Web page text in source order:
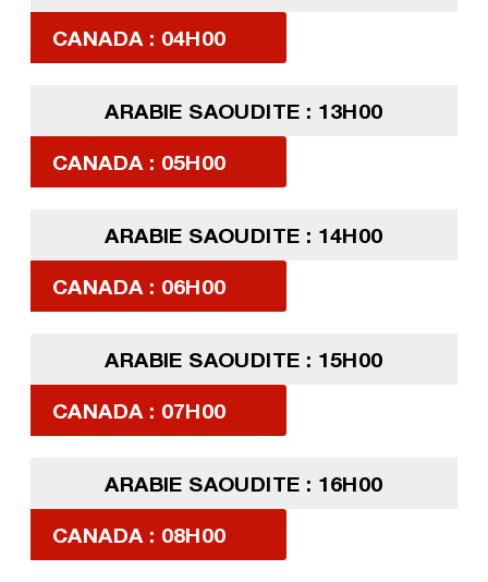
CANADA : 04H00
ARABIE SAOUDITE : 13H00
CANADA : 05H00
ARABIE SAOUDITE : 14H00
CANADA : 06H00
ARABIE SAOUDITE : 15H00
CANADA : 07H00
ARABIE SAOUDITE : 16H00
CANADA : 08H00